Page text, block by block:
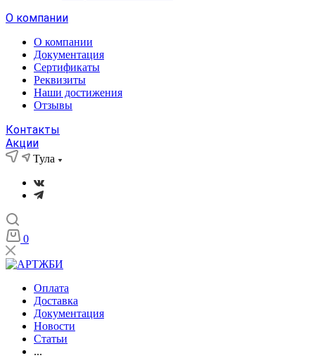
О компании
О компании
Документация
Сертификаты
Реквизиты
Наши достижения
Отзывы
Контакты
Акции
Тула
0
Оплата
Доставка
Документация
Новости
Статьи
...